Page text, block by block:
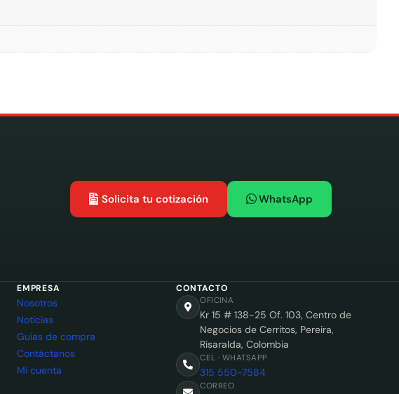
Solicita tu cotización WhatsApp
EMPRESA
Nosotros
Noticias
Guías de compra
Contáctanos
Mi cuenta
CONTACTO
OFICINA
Kr 15 # 138-25 Of. 103, Centro de
Negocios de Cerritos, Pereira,
Risaralda, Colombia
CEL · WHATSAPP
315 550-7584
CORREO